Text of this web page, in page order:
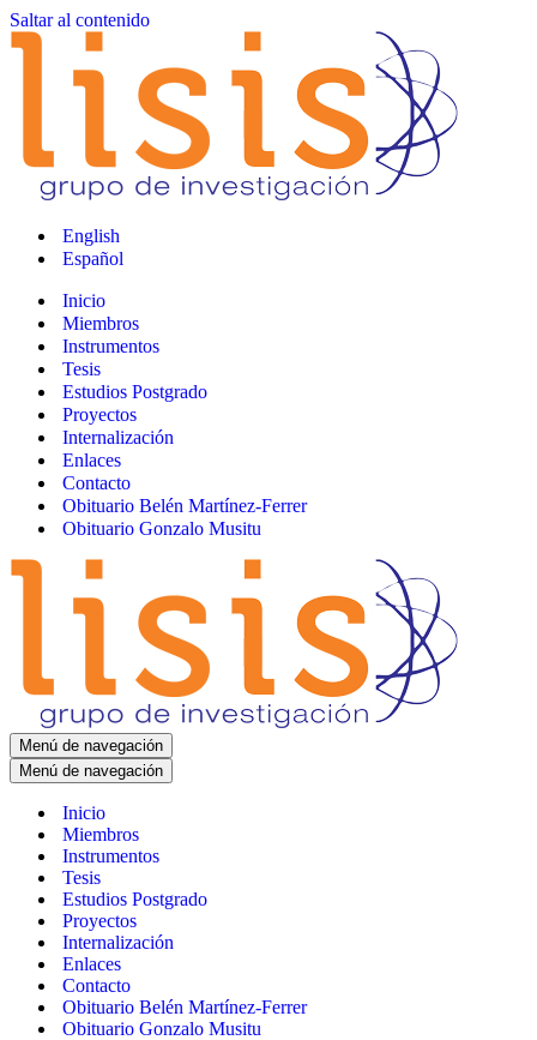
Saltar al contenido
English
Español
Inicio
Miembros
Instrumentos
Tesis
Estudios Postgrado
Proyectos
Internalización
Enlaces
Contacto
Obituario Belén Martínez-Ferrer
Obituario Gonzalo Musitu
Menú de navegación
Menú de navegación
Inicio
Miembros
Instrumentos
Tesis
Estudios Postgrado
Proyectos
Internalización
Enlaces
Contacto
Obituario Belén Martínez-Ferrer
Obituario Gonzalo Musitu